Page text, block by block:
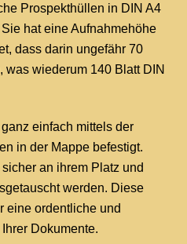
Prospekthüllen in DIN A4
hat eine Aufnahmehöhe
dass darin ungefähr 70
was wiederum 140 Blatt DIN
einfach mittels der
in der Mappe befestigt.
an ihrem Platz und
werden. Diese
eine ordentliche und
Dokumente.